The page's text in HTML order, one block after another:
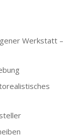
Werkstatt –